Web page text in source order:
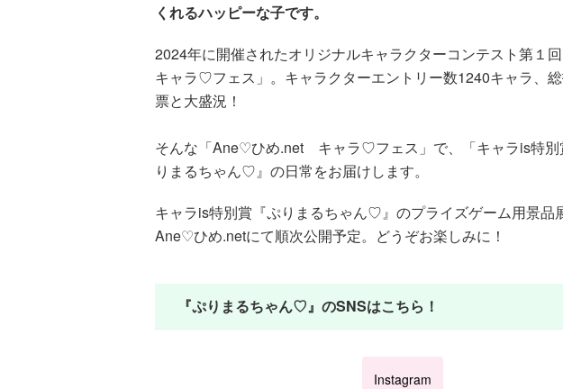
くれるハッピーな子です。
2024年に開催されたオリジナルキャラクターコンテスト第１
キャラ♡フェス」。キャラクターエントリー数1240キャラ、
票と大盛況！
そんな「Ane♡ひめ.net キャラ♡フェス」で、「キャラis特別
りまるちゃん♡』の日常をお届けします。
キャラis特別賞『ぷりまるちゃん♡』のプライズゲーム用景品
Ane♡ひめ.netにて順次公開予定。どうぞお楽しみに！
『ぷりまるちゃん♡』のSNSはこちら！
Instagram